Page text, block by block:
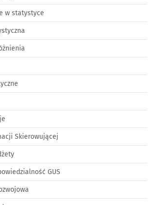
w statystyce
Skierowującej
GUS